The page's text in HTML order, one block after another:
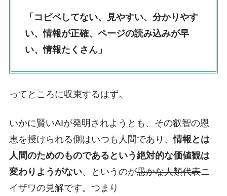
「コピペしてない、見やすい、分かりやす
い、情報が正確、ページの読み込みが早
い、情報たくさん」
ってところに収束するはず。
いかに賢いAIが発明されようとも、その叡智の恩
恵を授けられる側はいつも人間であり、情報とは
人間のためのものであるという絶対的な価値観は
変わりようがない、というのが愚かな人類代表ニ
イザワの見解です。つまり